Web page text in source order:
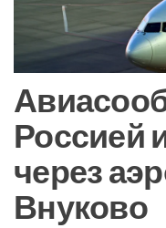
Россией
через
Внуково